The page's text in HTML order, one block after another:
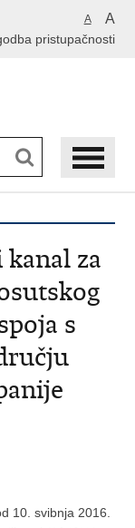
A A
pristupačnosti
za
s
10. svibnja 2016.